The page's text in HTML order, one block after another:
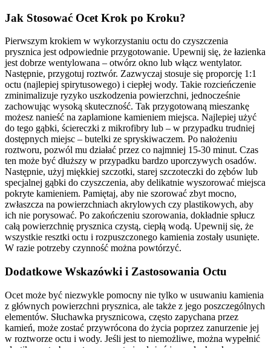
Jak Stosować Ocet Krok po Kroku?
Pierwszym krokiem w wykorzystaniu octu do czyszczenia
prysznica jest odpowiednie przygotowanie. Upewnij się, że łazienka
jest dobrze wentylowana – otwórz okno lub włącz wentylator.
Następnie, przygotuj roztwór. Zazwyczaj stosuje się proporcję 1:1
octu (najlepiej spirytusowego) i ciepłej wody. Takie rozcieńczenie
zminimalizuje ryzyko uszkodzenia powierzchni, jednocześnie
zachowując wysoką skuteczność. Tak przygotowaną mieszankę
możesz nanieść na zaplamione kamieniem miejsca. Najlepiej użyć
do tego gąbki, ściereczki z mikrofibry lub – w przypadku trudniej
dostępnych miejsc – butelki ze spryskiwaczem. Po nałożeniu
roztworu, pozwól mu działać przez co najmniej 15-30 minut. Czas
ten może być dłuższy w przypadku bardzo uporczywych osadów.
Następnie, użyj miękkiej szczotki, starej szczoteczki do zębów lub
specjalnej gąbki do czyszczenia, aby delikatnie wyszorować miejsca
pokryte kamieniem. Pamiętaj, aby nie szorować zbyt mocno,
zwłaszcza na powierzchniach akrylowych czy plastikowych, aby
ich nie porysować. Po zakończeniu szorowania, dokładnie spłucz
całą powierzchnię prysznica czystą, ciepłą wodą. Upewnij się, że
wszystkie resztki octu i rozpuszczonego kamienia zostały usunięte.
W razie potrzeby czynność można powtórzyć.
Dodatkowe Wskazówki i Zastosowania Octu
Ocet może być niezwykle pomocny nie tylko w usuwaniu kamienia
z głównych powierzchni prysznica, ale także z jego poszczególnych
elementów. Słuchawka prysznicowa, często zapychana przez
kamień, może zostać przywrócona do życia poprzez zanurzenie jej
w roztworze octu i wody. Jeśli jest to niemożliwe, można wypełnić